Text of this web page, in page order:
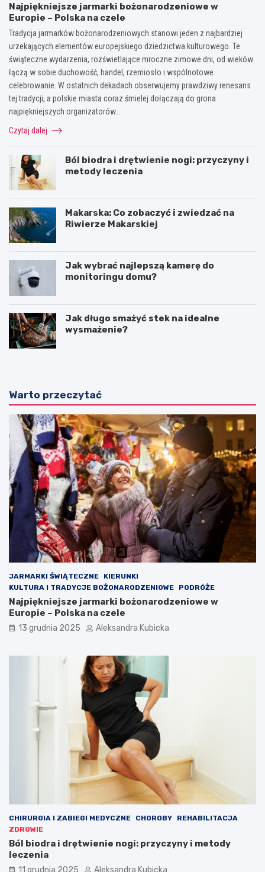
Najpiękniejsze jarmarki bożonarodzeniowe w
Europie – Polska na czele
Tradycja jarmarków bożonarodzeniowych stanowi jeden z najbardziej
urzekających elementów europejskiego dziedzictwa kulturowego. Te
świąteczne wydarzenia, rozświetlające mroczne zimowe dni, od wieków
łączą w sobie duchowość, handel, rzemiosło i wspólnotowe
celebrowanie. W ostatnich dekadach obserwujemy prawdziwy renesans
tej tradycji, a polskie miasta coraz śmielej dołączają do grona
najpiękniejszych organizatorów…
Czytaj dalej
Ból biodra i drętwienie nogi: przyczyny i
metody leczenia
Makarska: Co zobaczyć i zwiedzać na
Riwierze Makarskiej
Jak wybrać najlepszą kamerę do
monitoringu domu?
Jak długo smażyć stek na idealne
wysmażenie?
Warto przeczytać
JARMARKI ŚWIĄTECZNE
KIERUNKI
KULTURA I TRADYCJE BOŻONARODZENIOWE
PODRÓŻE
Najpiękniejsze jarmarki bożonarodzeniowe w
Europie – Polska na czele
13 grudnia 2025 Aleksandra Kubicka
CHIRURGIA I ZABIEGI MEDYCZNE CHOROBY
REHABILITACJA
ZDROWIE
Ból biodra i drętwienie nogi: przyczyny i metody
leczenia